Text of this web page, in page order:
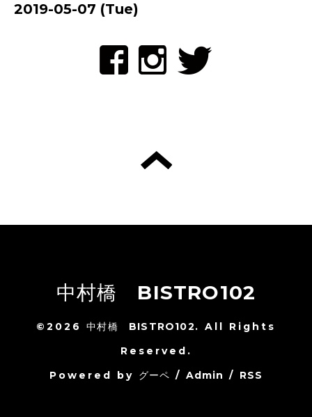
2019-05-07 (Tue)
中村橋 BISTRO102
©2026中村橋 BISTRO102. All Rights
Reserved.
Powered by グーペ / Admin / RSS